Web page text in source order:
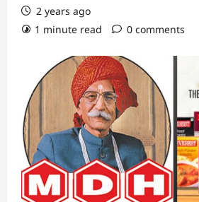
2 years ago
1 minute read
0 comments